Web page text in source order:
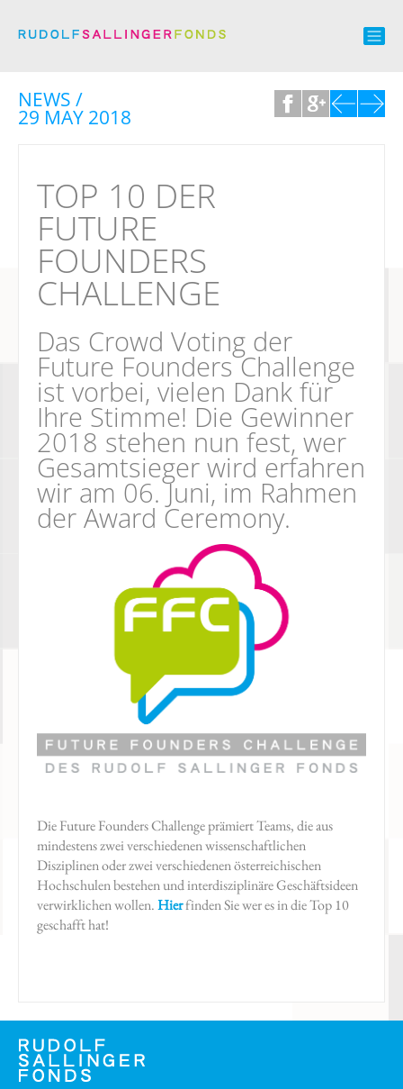
NEWS /
29 MAY 2018
TOP 10 DER
FUTURE
FOUNDERS
CHALLENGE
Das Crowd Voting der
Future Founders Challenge
ist vorbei, vielen Dank für
Ihre Stimme! Die Gewinner
2018 stehen nun fest, wer
Gesamtsieger wird erfahren
wir am 06. Juni, im Rahmen
der Award Ceremony.
Die Future Founders Challenge prämiert Teams, die aus
mindestens zwei verschiedenen wissenschaftlichen
Disziplinen oder zwei verschiedenen österreichischen
Hochschulen bestehen und interdisziplinäre Geschäftsideen
verwirklichen wollen.Hierfinden Sie wer es in die Top 10
geschafft hat!